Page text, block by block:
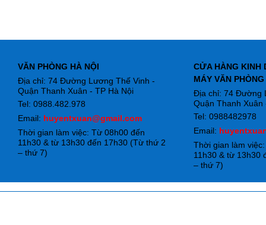
VĂN PHÒNG HÀ NỘI
Địa chỉ: 74 Đường Lương Thế Vinh -
Quận Thanh Xuân - TP Hà Nội
Tel: 0988.482.978
Email: huyentxuan@gmail.com
Thời gian làm việc: Từ 08h00 đến
11h30 & từ 13h30 đến 17h30 (Từ thứ 2
– thứ 7)
CỬA HÀNG KINH
MÁY VĂN PHÒNG
Địa chỉ: 74 Đường
Quận Thanh Xuân
Tel: 0988482978
Email:
Thời gian làm
11h30 & từ 13h30
– thứ 7)